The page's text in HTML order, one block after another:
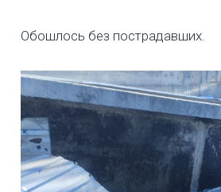
Обошлось без пострадавших.